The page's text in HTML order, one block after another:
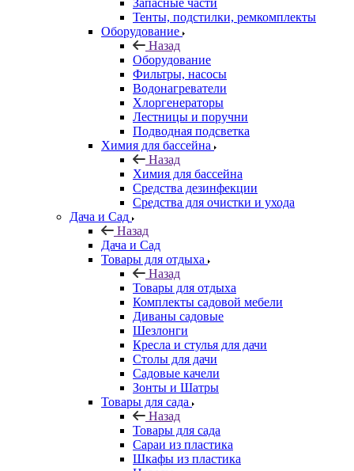
Запасные части
Тенты, подстилки, ремкомплекты
Оборудование
Назад
Оборудование
Фильтры, насосы
Водонагреватели
Хлоргенераторы
Лестницы и поручни
Подводная подсветка
Химия для бассейна
Назад
Химия для бассейна
Средства дезинфекции
Средства для очистки и ухода
Дача и Сад
Назад
Дача и Сад
Товары для отдыха
Назад
Товары для отдыха
Комплекты садовой мебели
Диваны садовые
Шезлонги
Кресла и стулья для дачи
Столы для дачи
Садовые качели
Зонты и Шатры
Товары для сада
Назад
Товары для сада
Сараи из пластика
Шкафы из пластика